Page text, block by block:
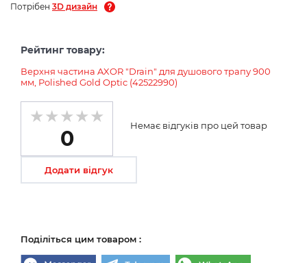
Потрібен 3D дизайн
Рейтинг товару:
Верхня частина AXOR "Drain" для душового трапу 900
мм, Polished Gold Optic (42522990)
0
Немає відгуків про цей товар
Додати відгук
Поділіться цим товаром :